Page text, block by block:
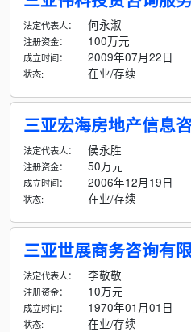
法定代表人： 何永淑
注册资金： 100万元
成立时间： 2009年07月22日
状态: 在业/存续
三亚宏海房地产信息
法定代表人： 侯永胜
注册资金： 50万元
成立时间： 2006年12月19日
状态: 在业/存续
三亚世展商务咨询有
法定代表人： 李敬敬
注册资金： 10万元
成立时间： 1970年01月01日
状态: 在业/存续